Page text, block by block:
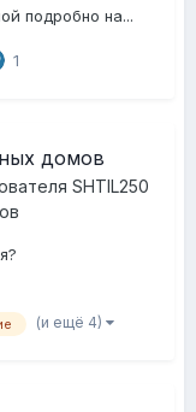
подробно на...
1
домов
SHTIL250
(и ещё 4)